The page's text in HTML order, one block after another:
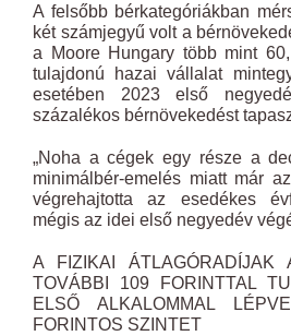
A felsőbb bérkategóriákban
két számjegyű volt a
a Moore Hungary több mint
tulajdonú hazai vállalat
esetében 2023 első
százalékos bérnövekedést
„Noha a cégek egy része a
minimálbér-emelés miatt már
végrehajtotta az esedékes
mégis az idei első negyedév
A FIZIKAI
TOVÁBBI 109 FORINTTAL
ELSŐ ALKALOMMAL
FORINTOS SZINTET